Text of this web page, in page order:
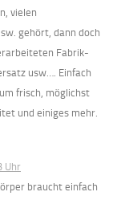
vielen
gehört, dann doch
Fabrik-
usw…. Einfach
frisch, möglichst
und einiges mehr.
Uhr
braucht einfach